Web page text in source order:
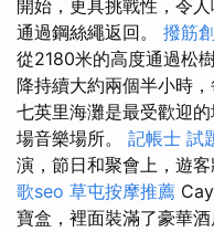
開始，更具挑戰性，令
通過鋼絲繩返回。 撥筋
從2180米的高度通過松
降持續大約兩個半小時
七英里海灘是最受歡迎
場音樂場所。 記帳士 試
演，節日和聚會上，遊
歌seo 草屯按摩推薦
寶盒，裡面裝滿了豪華